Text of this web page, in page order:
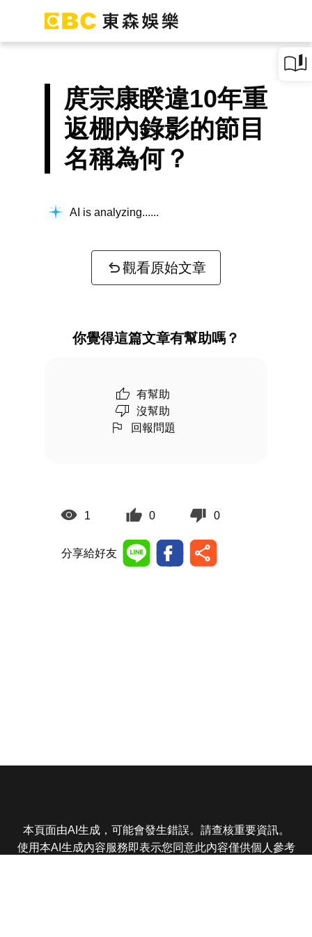
庹宗康睽違10年重
返棚內錄影的節目
名稱為何？
AI is analyzing...
觀看原始文章
你覺得這篇文章有幫助嗎？
有幫助
沒幫助
回報問題
1 0 0
分享給好友
本頁面由AI生成，可能會發生錯誤。請查核重要資訊。
使用本AI生成內容服務即表示您同意此內容僅供個人參考